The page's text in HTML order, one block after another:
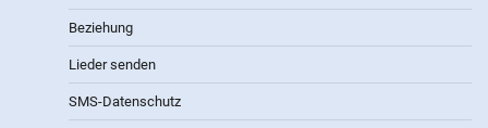
Beziehung
Lieder senden
SMS-Datenschutz